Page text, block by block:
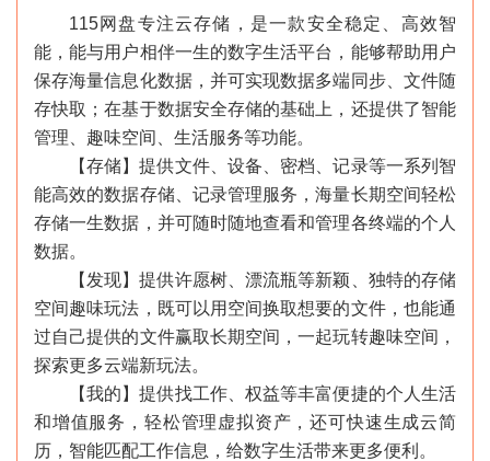
115网盘专注云存储，是一款安全稳定、高效智
能，能与用户相伴一生的数字生活平台，能够帮助用户
保存海量信息化数据，并可实现数据多端同步、文件随
存快取；在基于数据安全存储的基础上，还提供了智能
管理、趣味空间、生活服务等功能。
【存储】提供文件、设备、密档、记录等一系列智
能高效的数据存储、记录管理服务，海量长期空间轻松
存储一生数据，并可随时随地查看和管理各终端的个人
数据。
【发现】提供许愿树、漂流瓶等新颖、独特的存储
空间趣味玩法，既可以用空间换取想要的文件，也能通
过自己提供的文件赢取长期空间，一起玩转趣味空间，
探索更多云端新玩法。
【我的】提供找工作、权益等丰富便捷的个人生活
和增值服务，轻松管理虚拟资产，还可快速生成云简
历，智能匹配工作信息，给数字生活带来更多便利。